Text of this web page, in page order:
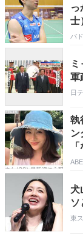
っ
士
バ
軍
日
執
ン
犬
ソ
東